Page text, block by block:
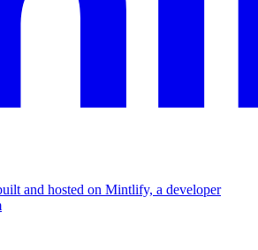
and hosted on Mintlify, a developer